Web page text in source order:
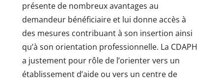
présente de nombreux avantages au
demandeur bénéficiaire et lui donne accès à
des mesures contribuant à son insertion ainsi
qu’à son orientation professionnelle. La CDAPH
a justement pour rôle de l’orienter vers un
établissement d’aide ou vers un centre de